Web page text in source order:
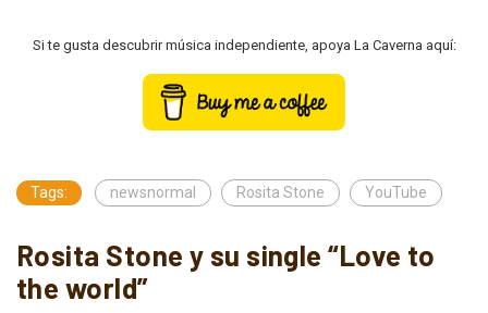
Si te gusta descubrir música independiente, apoya La Caverna aquí:
Tags: newsnormal Rosita Stone YouTube
Rosita Stone y su single “Love to
the world”